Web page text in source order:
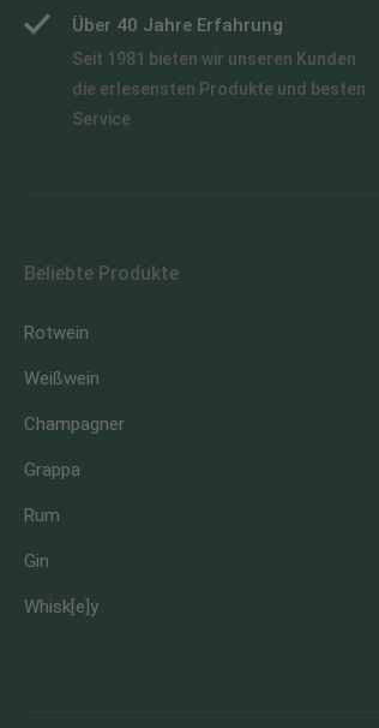
Über 40 Jahre Erfahrung
Seit 1981 bieten wir unseren Kunden
die erlesensten Produkte und besten
Service
Beliebte Produkte
Rotwein
Weißwein
Champagner
Grappa
Rum
Gin
Whisk[e]y